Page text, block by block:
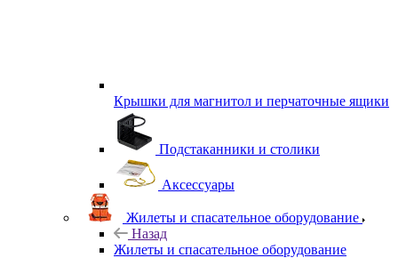
Крышки для магнитол и перчаточные ящики
Подстаканники и столики
Аксессуары
Жилеты и спасательное оборудование
Назад
Жилеты и спасательное оборудование